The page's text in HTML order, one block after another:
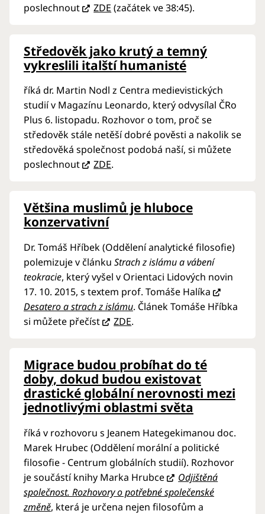
poslechnout
ZDE (začátek ve 38:45).
Středověk jako krutý a temný
vykreslili italští humanisté
říká dr. Martin Nodl z Centra medievistických
studií v Magazínu Leonardo, který odvysílal ČRo
Plus 6. listopadu. Rozhovor o tom, proč se
středověk stále netěší dobré pověsti a nakolik se
středověká společnost podobá naší, si můžete
poslechnout
ZDE.
Většina muslimů je hluboce
konzervativní
Dr. Tomáš Hříbek (Oddělení analytické filosofie)
polemizuje v článku Strach z islámu a vábení
teokracie, který vyšel v Orientaci Lidových novin
17. 10. 2015, s textem prof. Tomáše Halíka
Desatero a strach z islámu. Článek Tomáše Hříbka
si můžete přečíst
ZDE.
Migrace budou probíhat do té
doby, dokud budou existovat
drastické globální nerovnosti mezi
jednotlivými oblastmi světa
říká v rozhovoru s Jeanem Hategekimanou doc.
Marek Hrubec (Oddělení morální a politické
filosofie - Centrum globálních studií). Rozhovor
je součástí knihy Marka Hrubce
Odjištěná
společnost. Rozhovory o potřebné společenské
změně, která je určena nejen filosofům a